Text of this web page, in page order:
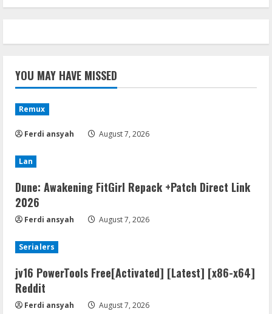
YOU MAY HAVE MISSED
Remux
Ferdi ansyah August 7, 2026
Lan
Dune: Awakening FitGirl Repack +Patch Direct Link
2026
Ferdi ansyah August 7, 2026
Serialers
jv16 PowerTools Free[Activated] [Latest] [x86-x64]
Reddit
Ferdi ansyah August 7, 2026